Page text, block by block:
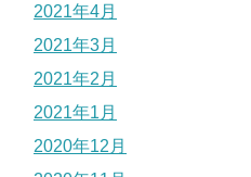
2021年4月
2021年3月
2021年2月
2021年1月
2020年12月